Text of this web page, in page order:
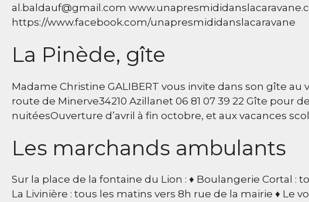
al.baldauf@gmail.com
https://www.facebook.com/unapresmididanslacaravane
La Pinède, gîte
Madame Christine GALIBERT vous invite dans son gîte
route de Minerve34210 Azillanet 06 81 07 39 22 Gîte pour
nuitéesOuverture d’avril à fin octobre, et aux vacances
Les marchands ambulants
Sur la place de la fontaine du Lion : ♦ Boulangerie Cortal :
La Livinière : tous les matins vers 8h rue de la mairie ♦ Le